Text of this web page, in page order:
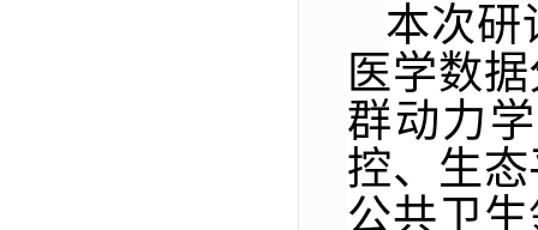
本次研
医学数
群动力
控、生
公共卫